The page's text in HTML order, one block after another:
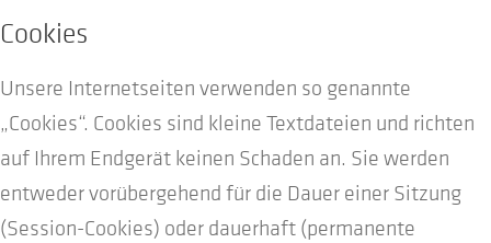
Cookies
Unsere Internetseiten verwenden so genannte
„Cookies“. Cookies sind kleine Textdateien und richten
auf Ihrem Endgerät keinen Schaden an. Sie werden
entweder vorübergehend für die Dauer einer Sitzung
(Session-Cookies) oder dauerhaft (permanente